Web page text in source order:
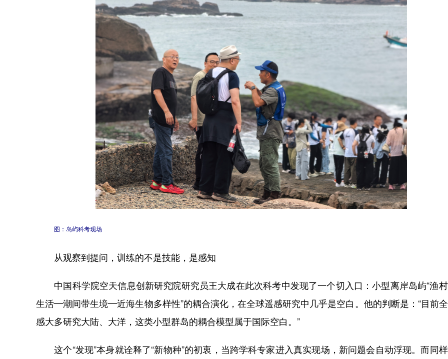
图：岛屿科考现场
从观察到提问，训练的不是技能，是感知
中国科学院空天信息创新研究院研究员王大成在此次科考中发现了一个切入口：小型离岸岛屿“渔
生活—潮间带生境—近海生物多样性”的耦合演化，在全球遥感研究中几乎是空白。他的判断是：“目前
感大多研究大陆、大洋，这类小型群岛的耦合模型属于国际空白。”
这个“发现”本身就诠释了“新物种”的初衷，当跨学科专家进入真实现场，新问题会自动浮现。而同